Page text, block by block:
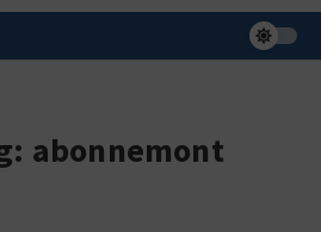
abonnemont